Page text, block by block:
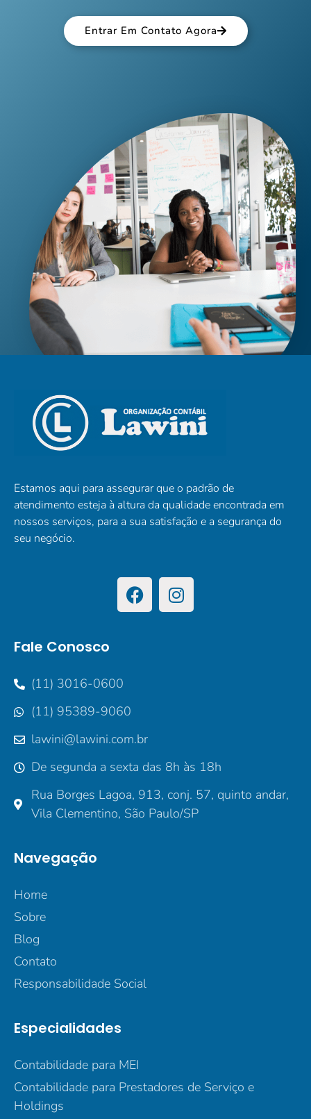
Entrar Em Contato Agora
Estamos aqui para assegurar que o padrão de
atendimento esteja à altura da qualidade encontrada em
nossos serviços, para a sua satisfação e a segurança do
seu negócio.
Fale Conosco
(11) 3016-0600
(11) 95389-9060
lawini@lawini.com.br
De segunda a sexta das 8h às 18h
Rua Borges Lagoa, 913, conj. 57, quinto andar,
Vila Clementino, São Paulo/SP
Navegação
Home
Sobre
Blog
Contato
Responsabilidade Social
Especialidades
Contabilidade para MEI
Contabilidade para Prestadores de Serviço e
Holdings